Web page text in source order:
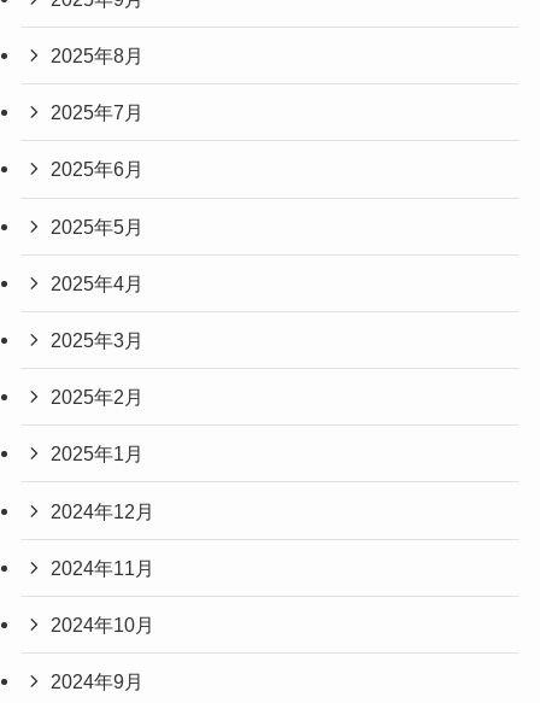
2025年8月
2025年7月
2025年6月
2025年5月
2025年4月
2025年3月
2025年2月
2025年1月
2024年12月
2024年11月
2024年10月
2024年9月